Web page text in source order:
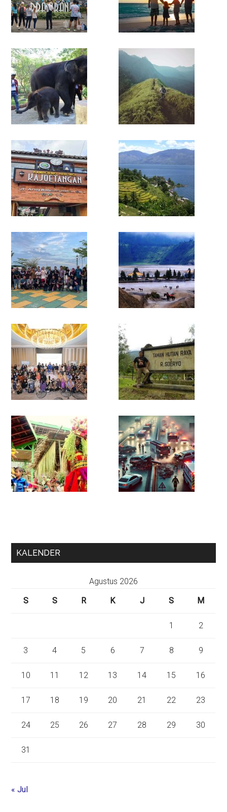
KALENDER
Agustus 2026
S
S R K J S M
1 2
3 4 5 6 7 8 9
10 11 12 13 14 15 16
17 18 19 20 21 22 23
24 25 26 27 28 29 30
31
« Jul